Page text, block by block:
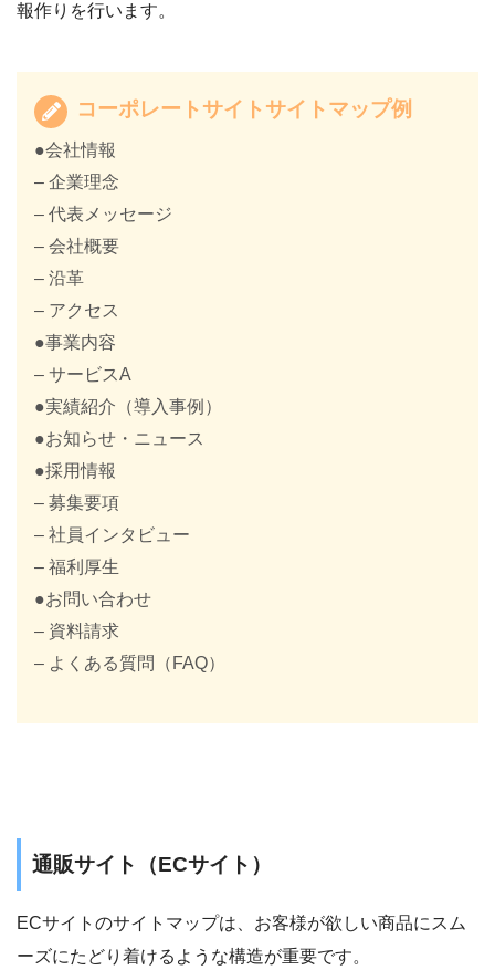
報作りを行います。
コーポレートサイトサイトマップ例
●会社情報
– 企業理念
– 代表メッセージ
– 会社概要
– 沿革
– アクセス
●事業内容
– サービスA
●実績紹介（導入事例）
●お知らせ・ニュース
●採用情報
– 募集要項
– 社員インタビュー
– 福利厚生
●お問い合わせ
– 資料請求
– よくある質問（FAQ）
通販サイト（ECサイト）
ECサイトのサイトマップは、お客様が欲しい商品にスム
ーズにたどり着けるような構造が重要です。